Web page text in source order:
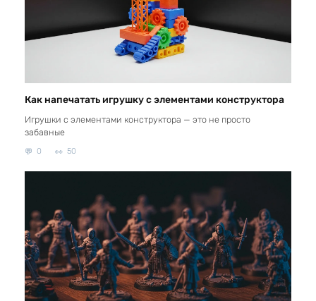
Как напечатать игрушку с элементами конструктора
Игрушки с элементами конструктора — это не просто
забавные
0 50